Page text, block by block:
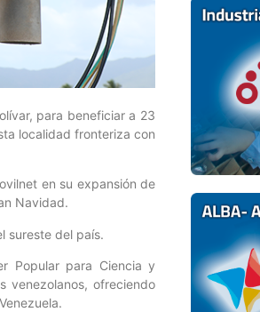
para beneficiar a 23
localidad fronteriza con
en su expansión de
Navidad.
sureste del país.
Popular para Ciencia y
venezolanos, ofreciendo